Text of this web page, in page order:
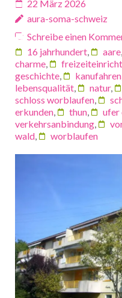
22 März 2026
aura-soma-schweiz
Schreibe einen
16 jahrhundert, aare,
charme,
geschichte, kanufahren
lebensqualität, natur,
schloss worblaufen,
erkunden, thun, ufer
verkehrsanbindung,
wald, worblaufen